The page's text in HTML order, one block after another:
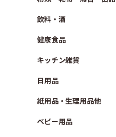
飲料・酒
健康食品
キッチン雑貨
日用品
紙用品・生理用品他
ベビー用品